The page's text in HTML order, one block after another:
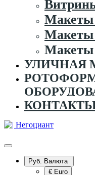
Макеты
УЛИЧНАЯ
Руб. Валюта
€ Euro